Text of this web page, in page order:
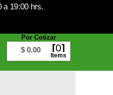
a 19:00 hrs.
Por Cotizar
$ 0.00 0
Items